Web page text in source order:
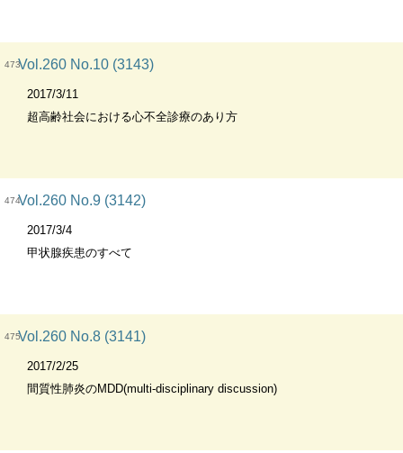
473Vol.260 No.10 (3143)
2017/3/11
超高齢社会における心不全診療のあり方
474Vol.260 No.9 (3142)
2017/3/4
甲状腺疾患のすべて
475Vol.260 No.8 (3141)
2017/2/25
間質性肺炎のMDD(multi-disciplinary discussion)